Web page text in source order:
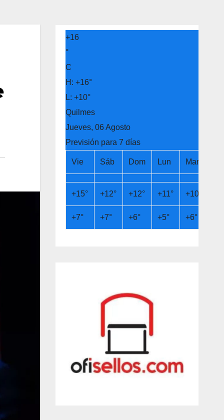
+16
°
C
H: +16°
L: +10°
Quilmes
Jueves, 06 Agosto
Previsión para 7 días
Vie Sáb Dom Lun Mar
+15° +12° +12° +11° +10°
+7° +7° +6° +5° +6°